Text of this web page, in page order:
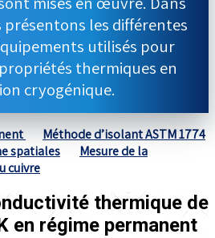
les différentes
utilisés pour
thermiques en
cryogénique.
Méthode d’isolant ASTM 1774
spatiales
Mesure de la
cuivre
thermique de
en régime permanent